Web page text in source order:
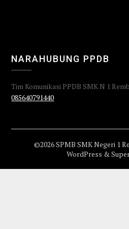
NARAHUBUNG PPDB
Tim Komunikasi PPDB SMK N 1
085640791440
©2026 SPMB SMK Negeri 1
WordPress &